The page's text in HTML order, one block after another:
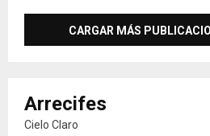
CARGAR MÁS
Arrecifes
Cielo Claro